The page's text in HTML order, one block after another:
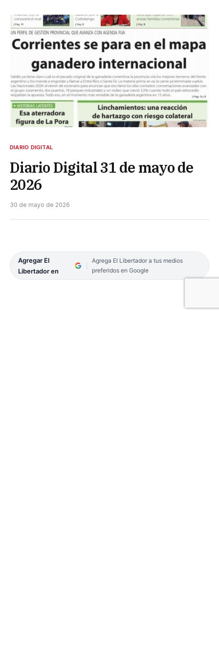
DIARIO DIGITAL
Diario Digital 31 de mayo de
2026
30 de mayo de 2026
Agregar El
Libertador en
Agrega El Libertador a tus medios
preferidos en Google